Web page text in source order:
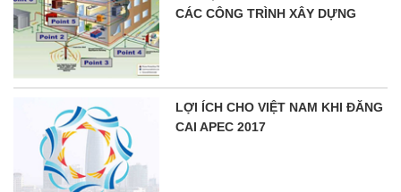
CÁC CÔNG TRÌNH XÂY DỰNG
LỢI ÍCH CHO VIỆT NAM KHI ĐĂNG
CAI APEC 2017